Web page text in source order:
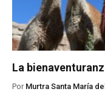
La
Por Murtra Santa María